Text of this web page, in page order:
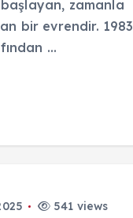
zamanla
bir evrendir. 1983
...
541 views